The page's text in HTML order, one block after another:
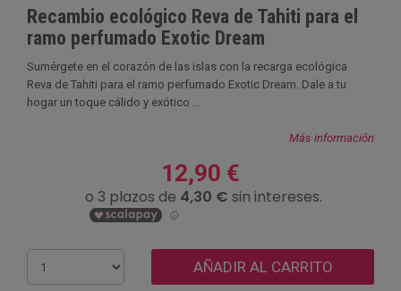
Recambio ecológico Reva de Tahiti para el
ramo perfumado Exotic Dream
Sumérgete en el corazón de las islas con la recarga ecológica
Reva de Tahiti para el ramo perfumado Exotic Dream. Dale a tu
hogar un toque cálido y exótico ...
Más información
12,90 €
AÑADIR AL CARRITO